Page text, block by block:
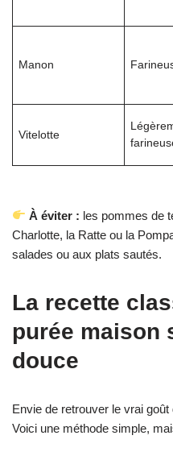
Manon
Vitelotte
À éviter : les pommes de
Charlotte, la Ratte ou la
salades ou aux plats sautés.
La recette
purée maison
douce
Envie de retrouver le vrai
Voici une méthode simple,